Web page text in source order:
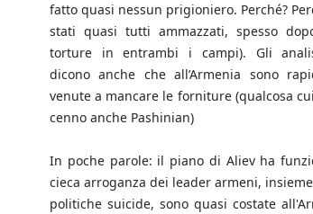
fatto quasi nessun prigioniero. Perché?
stati quasi tutti ammazzati, spesso
torture in entrambi i campi). Gli
dicono anche che all’Armenia sono
venute a mancare le forniture (qualcosa
cenno anche Pashinian)
In poche parole: il piano di Aliev ha
cieca arroganza dei leader armeni,
politiche suicide, sono quasi costate